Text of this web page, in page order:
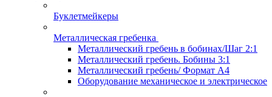
Буклетмейкеры
Металлическая гребенка
Металлический гребень в бобинах/Шаг 2:1
Металлический гребень. Бобины 3:1
Металлический гребень/ Формат А4
Оборудование механическое и электрическое